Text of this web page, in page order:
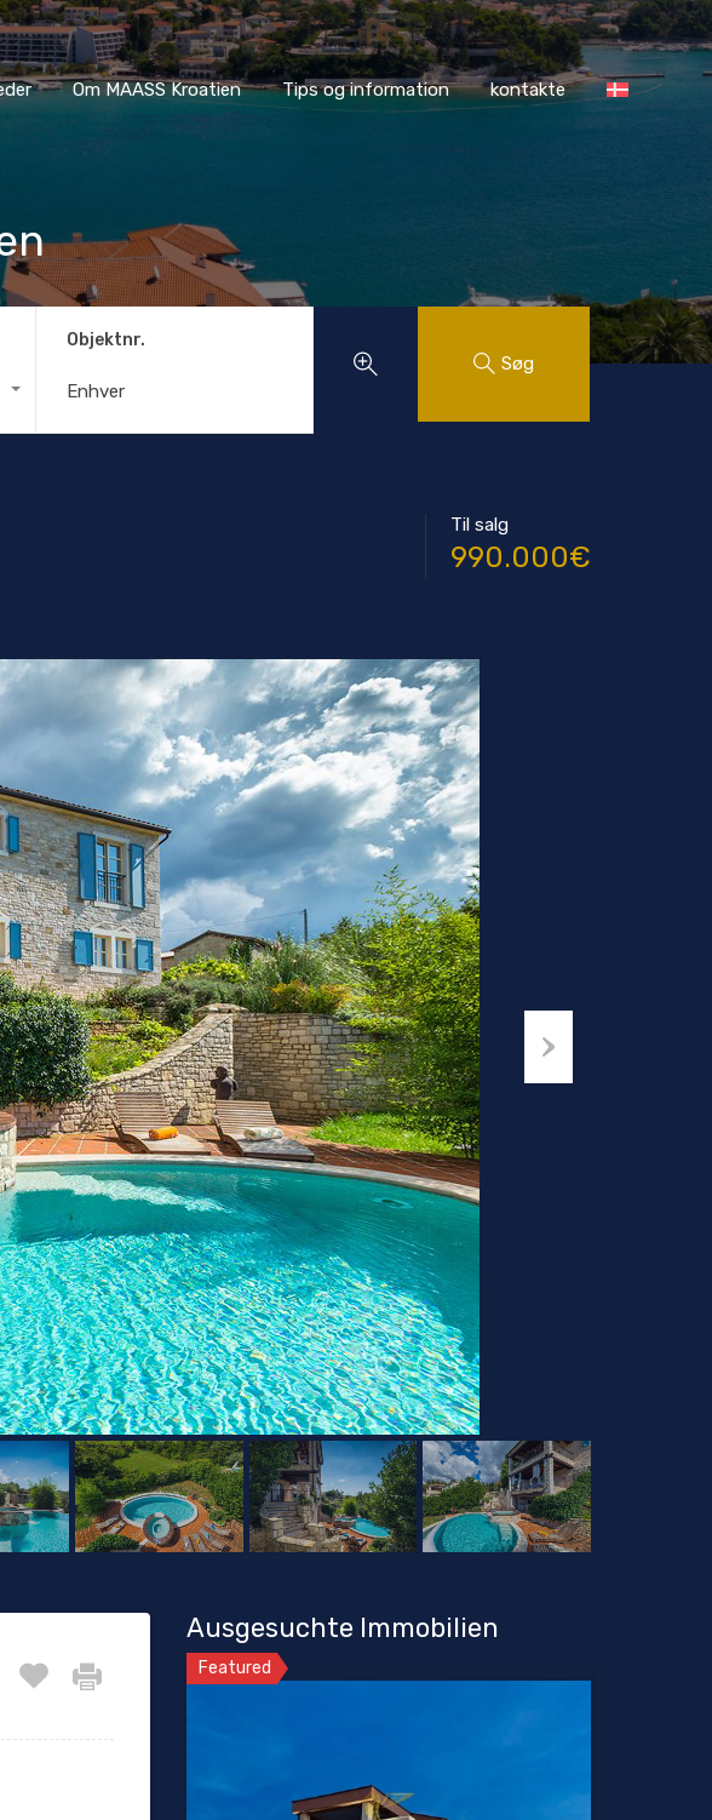
Steder Om MAASS Kroatien Tips og information kontakte
Om MAASS Kroatien Tips og information kontakte
Objektnr.
Søg
Til salg
990.000€
Ausgesuchte Immobilien
Featured